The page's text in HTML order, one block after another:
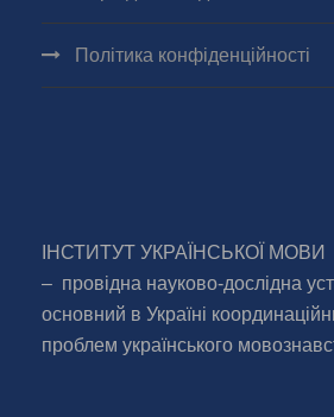
Політика конфіденційності
ІНСТИТУТ УКРАЇНСЬКОЇ МОВИ
– провідна науково-дослідна
основний в Україні
проблем українського